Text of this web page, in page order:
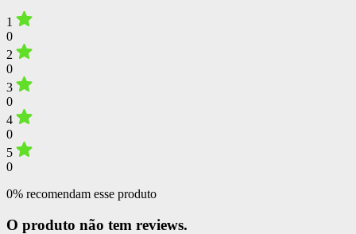
1
0
2
0
3
0
4
0
5
0
0% recomendam esse produto
O produto não tem reviews.